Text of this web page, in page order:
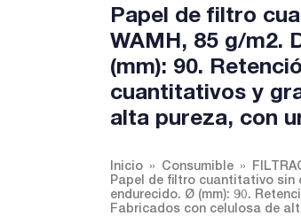
Papel de filtro
WAMH, 85 g/m2.
(mm): 90.
cuantitativos y
alta pureza, con
Inicio Consumible
Papel de filtro cuantitativo sin
endurecido. Ø (mm): 90.
Fabricados con celulosa de